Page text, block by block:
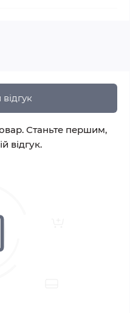
Станьте першим,
відгук.